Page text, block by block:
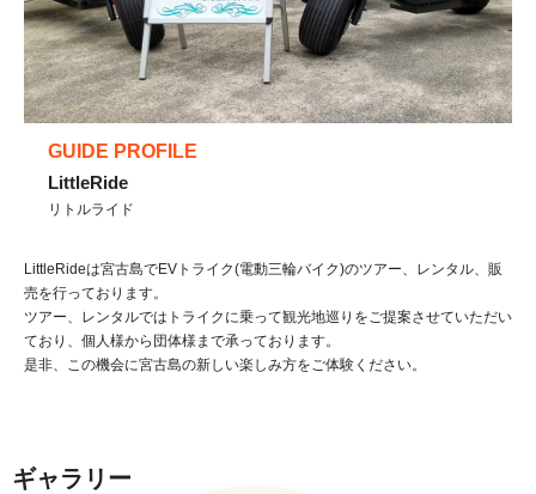
GUIDE PROFILE
LittleRide
リトルライド
LittleRideは宮古島でEVトライク(電動三輪バイク)のツアー、レンタル、販
売を行っております。
ツアー、レンタルではトライクに乗って観光地巡りをご提案させていただい
ており、個人様から団体様まで承っております。
是非、この機会に宮古島の新しい楽しみ方をご体験ください。
ギャラリー